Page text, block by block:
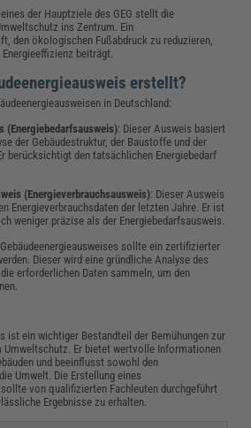
der Hauptziele des GEG stellt die
ins Zentrum. Ein
den ökologischen Fußabdruck zu reduzieren,
beiträgt.
erstellt?
in Deutschland:
(Energiebedarfsausweis): Dieser Ausweis basiert
der Gebäudestruktur, der Baustoffe und der
berücksichtigt den tatsächlichen Energiebedarf
(Energieverbrauchsausweis): Dieser Ausweis
Energieverbrauchsdaten der letzten Jahre. Er ist
weniger präzise als der Energiebedarfsausweis.
sollte ein zertifizierter
Dieser wird eine gründliche Analyse des
erforderlichen Daten sammeln, um den
ist ein wichtiger Bestandteil der Bemühungen zur
Umweltschutz. Er bietet wertvolle Informationen
und beeinflusst sowohl den
Umwelt. Die Erstellung eines
von qualifizierten Fachleuten durchgeführt
Ergebnisse zu erhalten.